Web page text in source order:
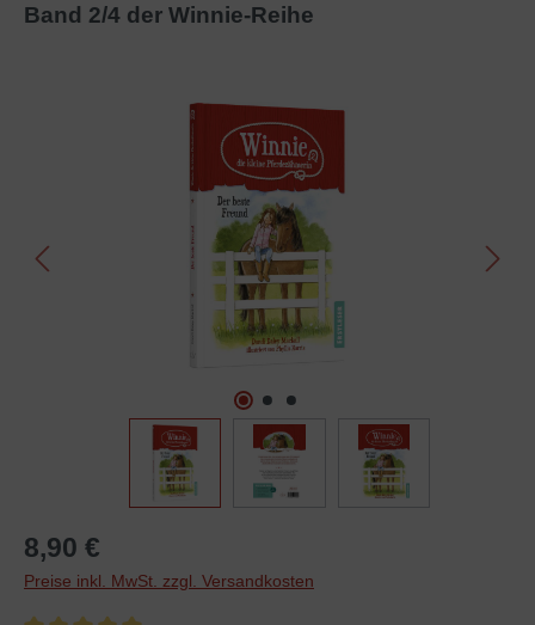
Band 2/4 der Winnie-Reihe
Bildergalerie überspringen
8,90 €
Preise inkl. MwSt. zzgl. Versandkosten